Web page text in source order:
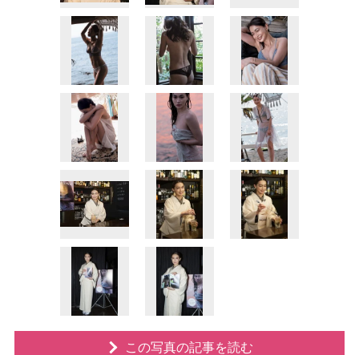
この写真の記事を読む